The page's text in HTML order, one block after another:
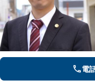
電